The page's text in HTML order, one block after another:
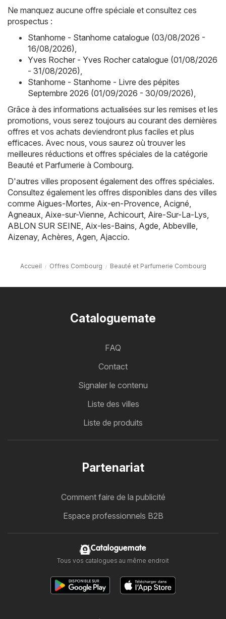
Ne manquez aucune offre spéciale et consultez ces
prospectus :
Stanhome - Stanhome catalogue (03/08/2026 -
16/08/2026),
Yves Rocher - Yves Rocher catalogue (01/08/2026
- 31/08/2026),
Stanhome - Stanhome - Livre des pépites
Septembre 2026 (01/09/2026 - 30/09/2026),
Grâce à des informations actualisées sur les remises et les
promotions, vous serez toujours au courant des dernières
offres et vos achats deviendront plus faciles et plus
efficaces. Avec nous, vous saurez où trouver les
meilleures réductions et offres spéciales de la catégorie
Beauté et Parfumerie à Combourg.
D'autres villes proposent également des offres spéciales.
Consultez également les offres disponibles dans des villes
comme Aigues-Mortes, Aix-en-Provence, Acigné,
Agneaux, Aixe-sur-Vienne, Achicourt, Aire-Sur-La-Lys,
ABLON SUR SEINE, Aix-les-Bains, Agde, Abbeville,
Aizenay, Achères, Agen, Ajaccio.
Accueil Offres Combourg Beauté et Parfumerie Combourg
Cataloguemate
FAQ
Contact
Signaler le contenu
Liste des villes
Liste de produits
Partenariat
Comment faire de la publicité
Espace professionnels B2B
Cataloguemate
Tous vos catalogues au même endroit